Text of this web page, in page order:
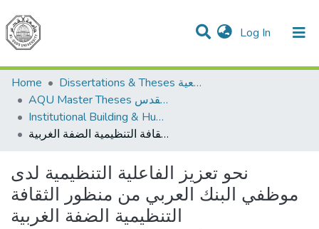
Log In (current)
Communities & Collections
All of DSpace
Home
Dissertations & Theses الرسائل الجامعية
AQU Master Theses الرسائل الجامعية الخاصة بجامعة القدس
Institutional Building & Human Res. Dev. بناء مؤسسات وتنمية موارد بشرية
نحو تعزيز الفاعلية التنظيمية لدى موظفي البنك العربي من منظور الثقافة التنظيمية الضفة الغربية
نحو تعزيز الفاعلية التنظيمية لدى
موظفي البنك العربي من منظور الثقافة
التنظيمية الضفة الغربية